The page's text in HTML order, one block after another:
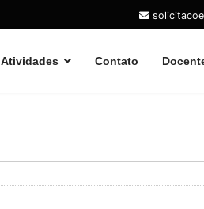
Atividades Contato